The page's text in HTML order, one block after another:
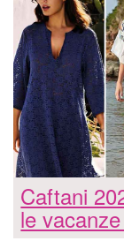
Caftani
le